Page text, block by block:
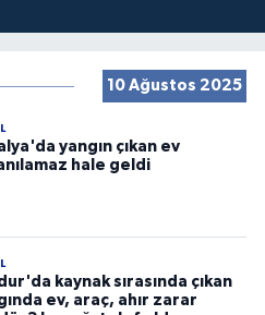
10 Ağustos 2025
yangın çıkan ev
hale geldi
kaynak sırasında çıkan
ev, araç, ahır zarar